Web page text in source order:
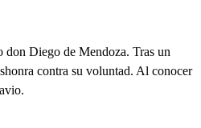
don Diego de Mendoza. Tras un
contra su voluntad. Al conocer